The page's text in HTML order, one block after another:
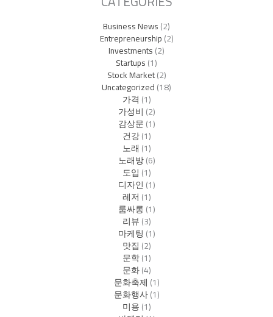
Business News(2)
Entrepreneurship(2)
Investments(2)
Startups(1)
Stock Market(2)
Uncategorized(18)
가격 (1)
가성비 (2)
감상문(1)
건강(1)
노래 (1)
노래방(6)
도입 (1)
디자인(1)
레저 (1)
룸싸롱(1)
리뷰(3)
마케팅 (1)
맛집 (2)
문학(1)
문화(4)
문화축제 (1)
문화행사(1)
미용(1)